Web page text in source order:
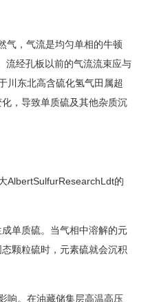
，气流是均匀单相的牛顿
流经孔板以前的气流流束应与
川东北高含硫化氢气田属超
，导致单质硫及其他杂质沉
AlbertSulfurResearchLdt的
单质硫。当气相中溶解的元
颗粒硫时，元素硫就会沉积
响。在油藏储集层高温高压